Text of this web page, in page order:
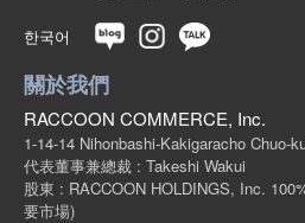
한국어
關於我們
RACCOON COMMERCE, Inc.
1-14-14 Nihonbashi-Kakigaracho Chuo-
代表董事兼總裁 : Takeshi Wakui
股東 : RACCOON HOLDINGS, Inc.
要市場)